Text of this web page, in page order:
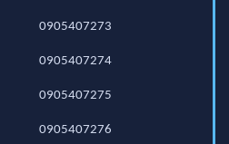
0905407273
0905407274
0905407275
0905407276